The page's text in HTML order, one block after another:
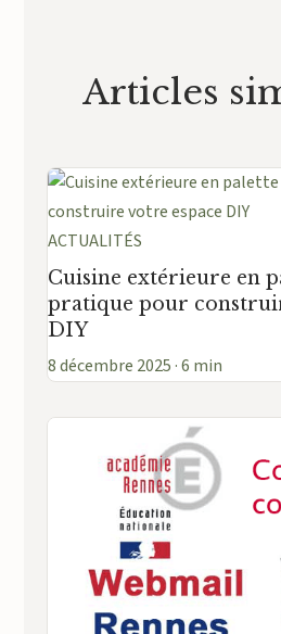
Articles
ACTUALITÉS
Cuisine extérieure en
pratique pour
DIY
8 décembre 2025 · 6 min